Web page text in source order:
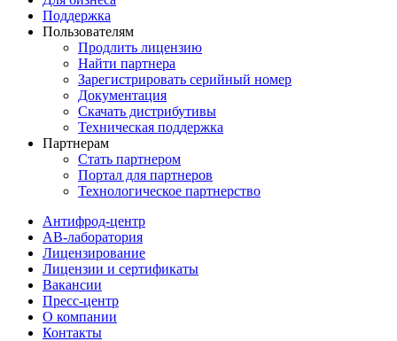
Поддержка
Пользователям
Продлить лицензию
Найти партнера
Зарегистрировать серийный номер
Документация
Скачать дистрибутивы
Техническая поддержка
Партнерам
Стать партнером
Портал для партнеров
Технологическое партнерство
Антифрод-центр
АВ-лаборатория
Лицензирование
Лицензии и сертификаты
Вакансии
Пресс-центр
О компании
Контакты